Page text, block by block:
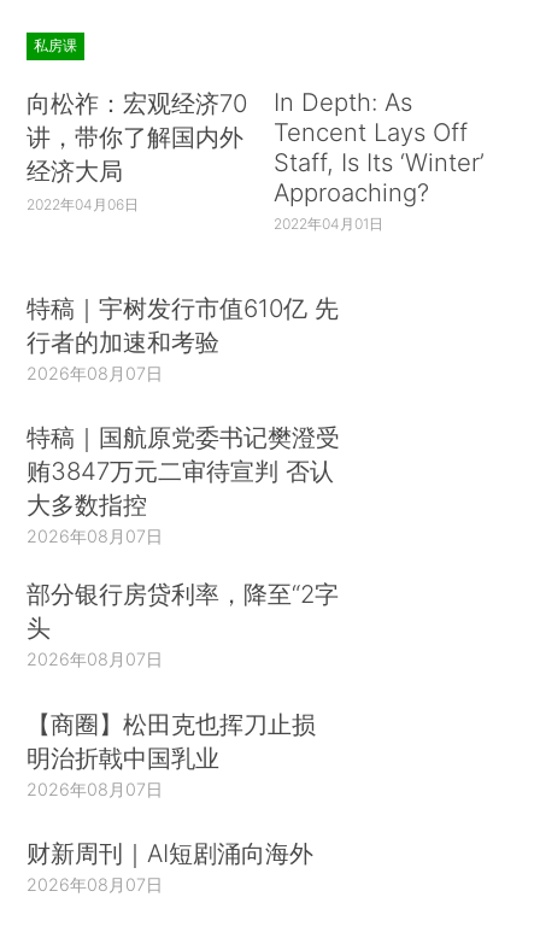
私房课
向松祚：宏观经济70
讲，带你了解国内外
经济大局
2022年04月06日
In Depth: As
Tencent Lays Off
Staff, Is Its ‘Winter’
Approaching?
2022年04月01日
特稿｜宇树发行市值610亿 先
行者的加速和考验
2026年08月07日
特稿｜国航原党委书记樊澄受
贿3847万元二审待宣判 否认
大多数指控
2026年08月07日
部分银行房贷利率，降至“2字
头
2026年08月07日
【商圈】松田克也挥刀止损
明治折戟中国乳业
2026年08月07日
财新周刊｜AI短剧涌向海外
2026年08月07日